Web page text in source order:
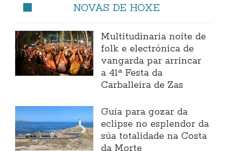
NOVAS DE HOXE
Multitudinaria noite de
folk e electrónica de
vangarda par arrincar
a 41ª Festa da
Carballeira de Zas
Guía para gozar da
eclipse no esplendor da
súa totalidade na Costa
da Morte